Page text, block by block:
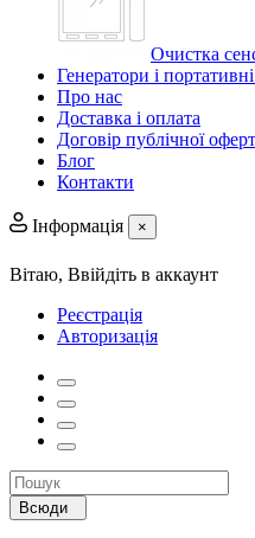
Очистка
Генератори і портативні
Про нас
Доставка і оплата
Договір публічної
Блог
Контакти
Інформація ×
Вітаю, Ввійдіть в аккаунт
Реєстрація
Авторизація
Всюди